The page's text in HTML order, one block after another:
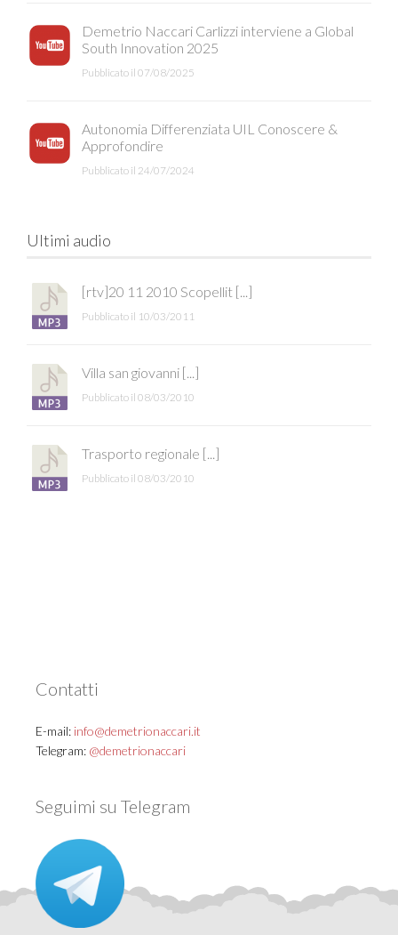
Demetrio Naccari Carlizzi interviene a Global
South Innovation 2025
Pubblicato il 07/08/2025
Autonomia Differenziata UIL Conoscere &
Approfondire
Pubblicato il 24/07/2024
Ultimi audio
[rtv]20 11 2010 Scopellit [...]
Pubblicato il 10/03/2011
Villa san giovanni [...]
Pubblicato il 08/03/2010
Trasporto regionale [...]
Pubblicato il 08/03/2010
Contatti
E-mail: info@demetrionaccari.it
Telegram: @demetrionaccari
Seguimi su Telegram